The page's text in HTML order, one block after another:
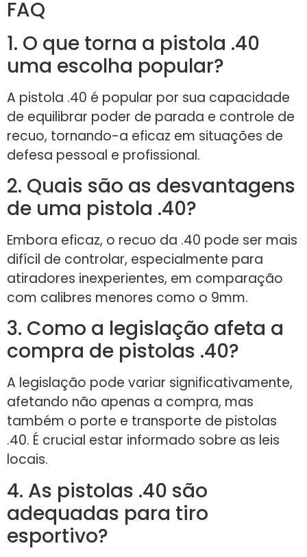
FAQ
1. O que torna a pistola .40
uma escolha popular?
A pistola .40 é popular por sua capacidade
de equilibrar poder de parada e controle de
recuo, tornando-a eficaz em situações de
defesa pessoal e profissional.
2. Quais são as desvantagens
de uma pistola .40?
Embora eficaz, o recuo da .40 pode ser mais
difícil de controlar, especialmente para
atiradores inexperientes, em comparação
com calibres menores como o 9mm.
3. Como a legislação afeta a
compra de pistolas .40?
A legislação pode variar significativamente,
afetando não apenas a compra, mas
também o porte e transporte de pistolas
.40. É crucial estar informado sobre as leis
locais.
4. As pistolas .40 são
adequadas para tiro
esportivo?